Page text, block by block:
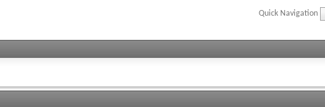
Quick Navigation